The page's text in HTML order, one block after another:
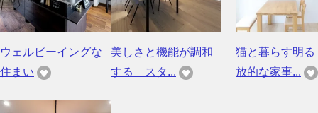
ウェルビーイングな
住まい
美しさと機能が調和
する スタ...
猫と暮らす明る
放的な家事...